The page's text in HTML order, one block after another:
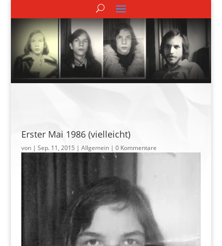
Erster Mai 1986 (vielleicht)
von | Sep. 11, 2015 | Allgemein | 0 Kommentare